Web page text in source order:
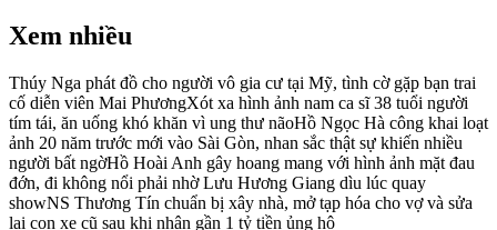
Xem nhiều
Thúy Nga phát đồ cho người vô gia cư tại Mỹ, tình cờ gặp bạn trai
cố diễn viên Mai PhươngXót xa hình ảnh nam ca sĩ 38 tuổi người
tím tái, ăn uống khó khăn vì ung thư nãoHồ Ngọc Hà công khai loạt
ảnh 20 năm trước mới vào Sài Gòn, nhan sắc thật sự khiến nhiều
người bất ngờHồ Hoài Anh gây hoang mang với hình ảnh mặt đau
đớn, đi không nổi phải nhờ Lưu Hương Giang dìu lúc quay
showNS Thương Tín chuẩn bị xây nhà, mở tạp hóa cho vợ và sửa
lại con xe cũ sau khi nhận gần 1 tỷ tiền ủng hộ